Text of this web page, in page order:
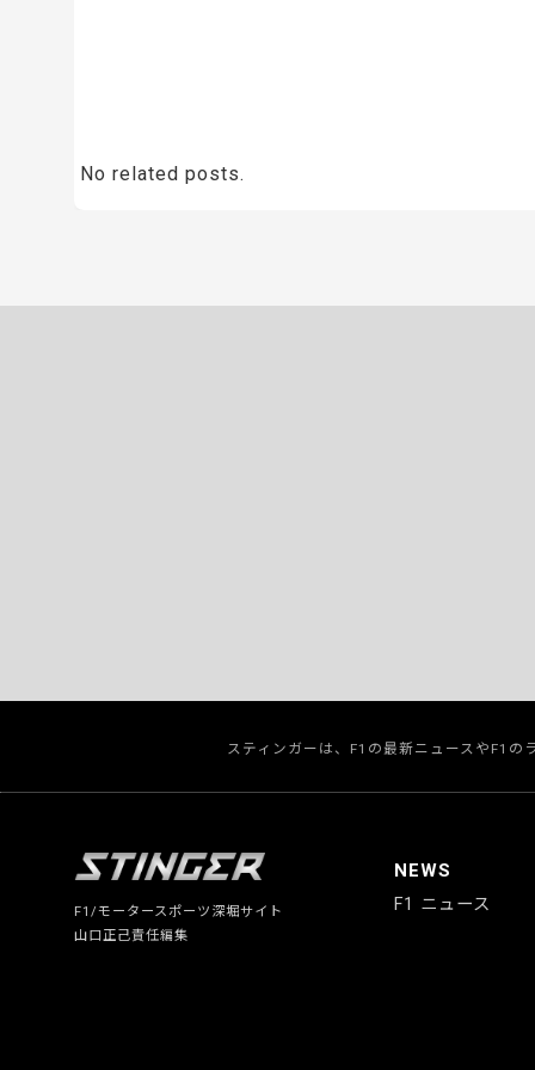
No related posts.
スティンガーは、F1の最新ニュースやF1
F1/モータースポーツ深堀サイト
山口正己責任編集
NEWS
F1 ニュース